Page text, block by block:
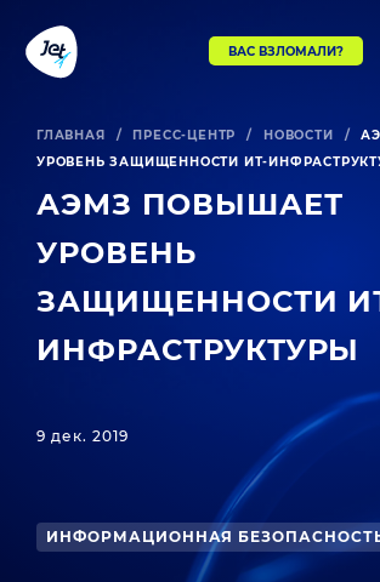
ВАС ВЗЛОМАЛИ?
ГЛАВНАЯ / ПРЕСС-ЦЕНТР / НОВОСТИ /
УРОВЕНЬ ЗАЩИЩЕННОСТИ ИТ-
АЭМЗ ПОВЫШАЕТ
УРОВЕНЬ
ЗАЩИЩЕННОСТИ
ИНФРАСТРУКТУРЫ
9 дек. 2019
ИНФОРМАЦИОННАЯ